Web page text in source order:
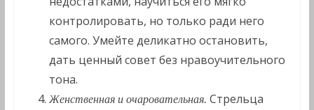
контролировать, но только ради него
самого. Умейте деликатно остановить,
дать ценный совет без нравоучительного
тона.
Женственная и очаровательная. Стрельца